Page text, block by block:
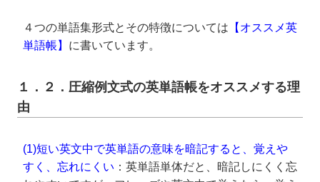
４つの単語集形式とその特徴については 【オススメ英
単語帳】 に書いています。
１．２．圧縮例文式の英単語帳をオススメする理
由
(1)短い英文中で英単語の意味を暗記すると、覚えや
すく、忘れにくい ：英単語単体だと、暗記しにくく忘